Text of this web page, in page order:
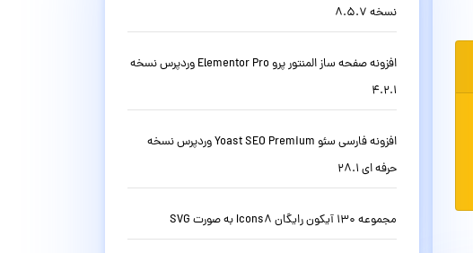
نسخه 8.5.7
افزونه صفحه ساز المنتور پرو Elementor Pro وردپرس نسخه
4.2.1
افزونه فارسی سئو Yoast SEO Premium وردپرس نسخه
حرفه ای 28.1
مجموعه 130 آیکون رایگان Icons8 به صورت SVG